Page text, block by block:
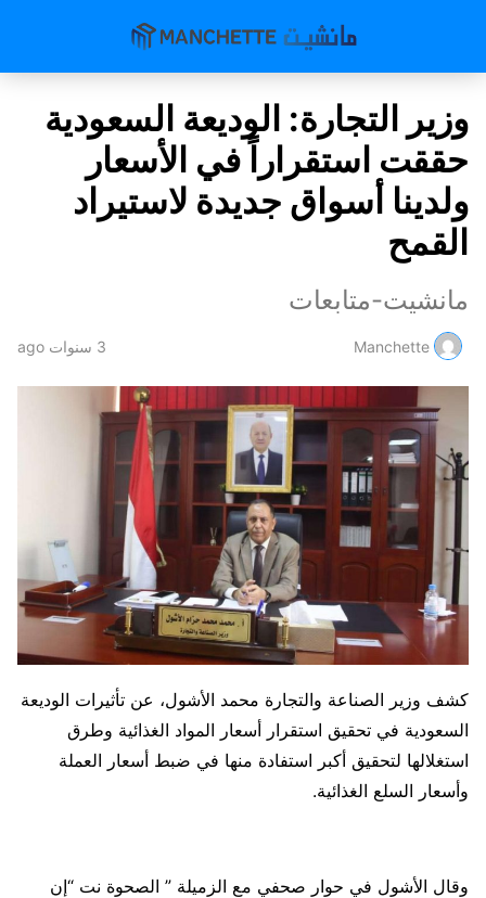
وزير التجارة: الوديعة السعودية
حققت استقراراً في الأسعار
ولدينا أسواق جديدة لاستيراد
القمح
مانشيت-متابعات
Manchette 3 سنوات ago
كشف وزير الصناعة والتجارة محمد الأشول، عن تأثيرات الوديعة
السعودية في تحقيق استقرار أسعار المواد الغذائية وطرق
استغلالها لتحقيق أكبر استفادة منها في ضبط أسعار العملة
وأسعار السلع الغذائية.
وقال الأشول في حوار صحفي مع الزميلة ” الصحوة نت “إن